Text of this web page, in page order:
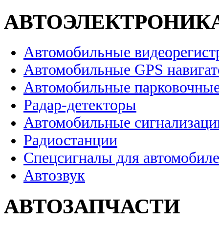
Автомобильные
Автомобильные GPS
Автомобильные
Радар-детекторы
Автомобильные
Радиостанции
Спецсигналы для
Автозвук
АВТОЗАПЧАСТИ